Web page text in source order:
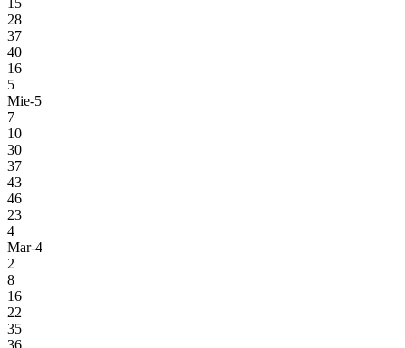
28
37
40
16
5
Mie-5
7
10
30
37
43
46
23
4
Mar-4
2
8
16
22
35
36